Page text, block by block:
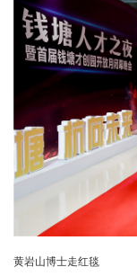
黄岩山博士走红毯